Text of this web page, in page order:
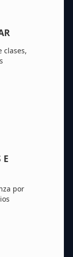
clases,
E
por